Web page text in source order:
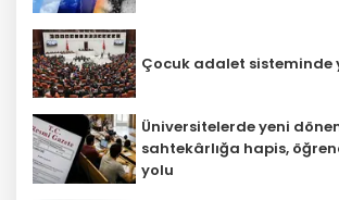
Çocuk adalet sisteminde
Üniversitelerde yeni
sahtekârlığa hapis,
yolu